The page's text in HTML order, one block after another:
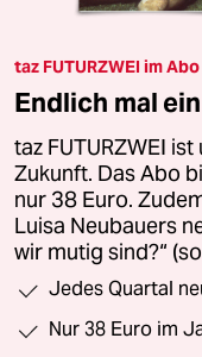
taz FUTURZWEI im
Endlich mal
taz FUTURZWEI
Zukunft. Das Abo
nur 38 Euro.
Luisa Neubauers
wir mutig sind?“
Jedes Quartal
Nur 38 Euro im